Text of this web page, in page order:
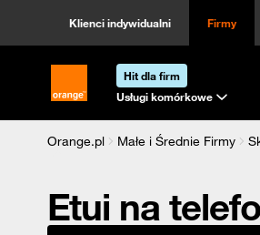
Klienci indywidualni Firmy
Strona główna Orange.pl
Hit dla firm
Usługi komórkowe
Orange.pl Małe i Średnie Firmy
Etui na